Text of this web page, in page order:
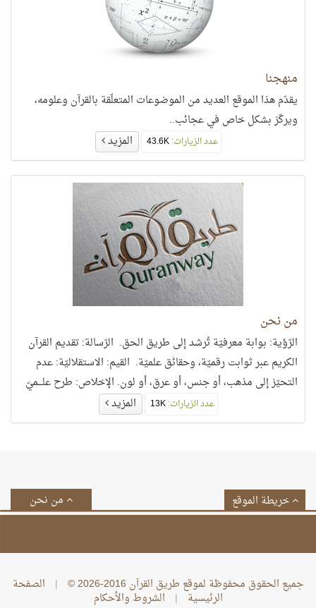
منهجنا
يقدّم هذا الموقع العديد من الموضوعات المتعلّقة بالقرآن وعلومه،
ويركّز بشكل خاص في عجائب..
عدد الزيارات:43.6K المزيد
من نحن
الرّؤية: بوابة معرفيّة تُرشد إلى طريق الحق. الرّسالة: تقديم القرآن
الكريم عبر ثوابت رقميّة، وحقائق علميّة. القيم: الاستقلاليّة: عدم
التحيّز إلى مذهب، أو جنس، أو عرق، أو لون. الإخلاص: طرح علـــميّ
يمتاز بالصّدق، والأمانــــــة، والموضوعيّة. الدقَّة: تقديم حقائق رقميّة
وعلميّة، تتسم بأعلى معايير الجودة، والموثوقيّة. الوضوح: عرض
عدد الزيارات:13K المزيد
من نحن خريطة الموقع
جميع الحقوق محفوظة لموقع طريق القرآن 2016-2026 © | الصفحة
الرئيسية | الشروط والأحكام